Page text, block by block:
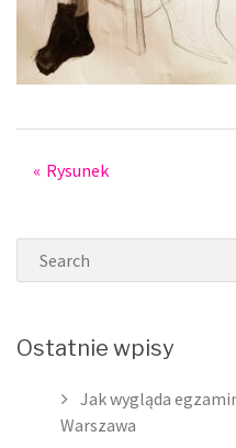
Post
Rysunek
Search
Ostatnie wpisy
Jak wygląda
Warszawa